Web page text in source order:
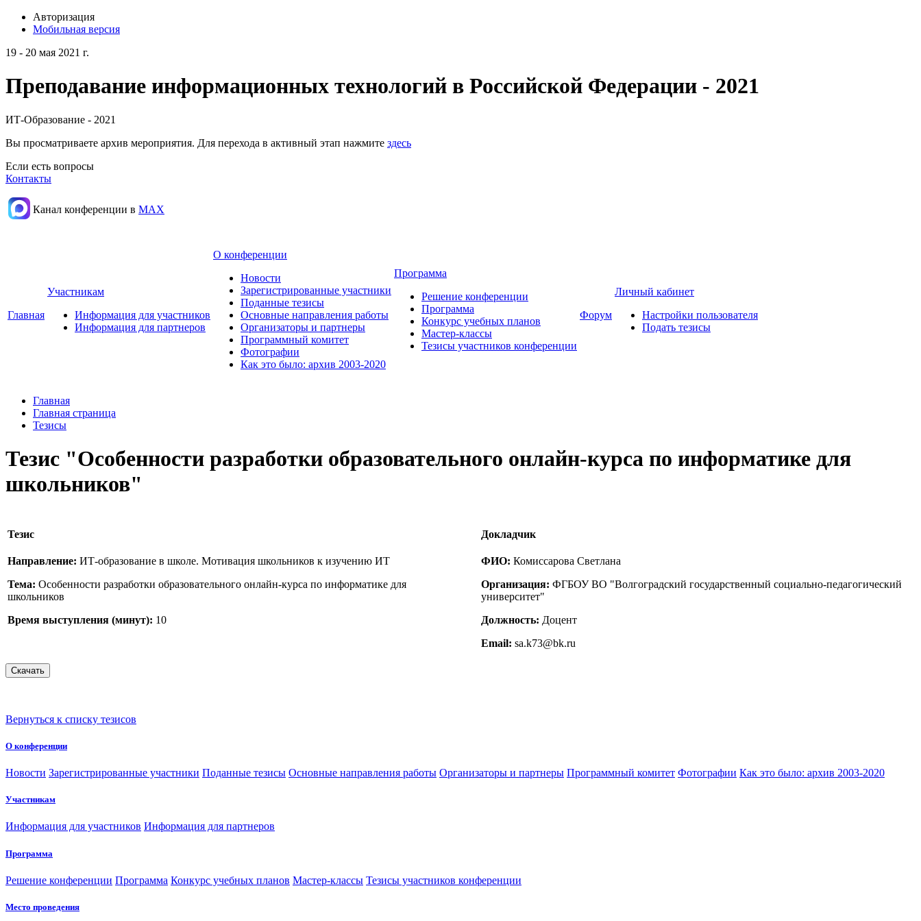
Авторизация
Мобильная версия
19 - 20 мая 2021 г.
Преподавание информационных технологий в Российской Федерации - 2021
ИТ-Образование - 2021
Вы просматриваете архив мероприятия. Для перехода в активный этап нажмите здесь
Если есть вопросы
Контакты
Канал конференции в МАХ
Главная
Участникам
Информация для участников
Информация для партнеров
О конференции
Новости
Зарегистрированные участники
Поданные тезисы
Основные направления работы
Организаторы и партнеры
Программный комитет
Фотографии
Как это было: архив 2003-2020
Программа
Решение конференции
Программа
Конкурс учебных планов
Мастер-классы
Тезисы участников конференции
Форум
Личный кабинет
Настройки пользователя
Подать тезисы
Главная
Главная страница
Тезисы
Тезис "Особенности разработки образовательного онлайн-курса по информатике для
школьников"
Тезис
Направление: ИТ-образование в школе. Мотивация школьников к изучению ИТ
Тема: Особенности разработки образовательного онлайн-курса по информатике для
школьников
Время выступления (минут): 10
Докладчик
ФИО: Комиссарова Светлана
Организация: ФГБОУ ВО "Волгоградский государственный социально-педагогический
университет"
Должность: Доцент
Email: sa.k73@bk.ru
Вернуться к списку тезисов
О конференции
Новости Зарегистрированные участники Поданные тезисы Основные направления работы Организаторы и партнеры Программный комитет Фотографии Как это было: архив 2003-2020
Участникам
Информация для участников Информация для партнеров
Программа
Решение конференции Программа Конкурс учебных планов Мастер-классы Тезисы участников конференции
Место проведения